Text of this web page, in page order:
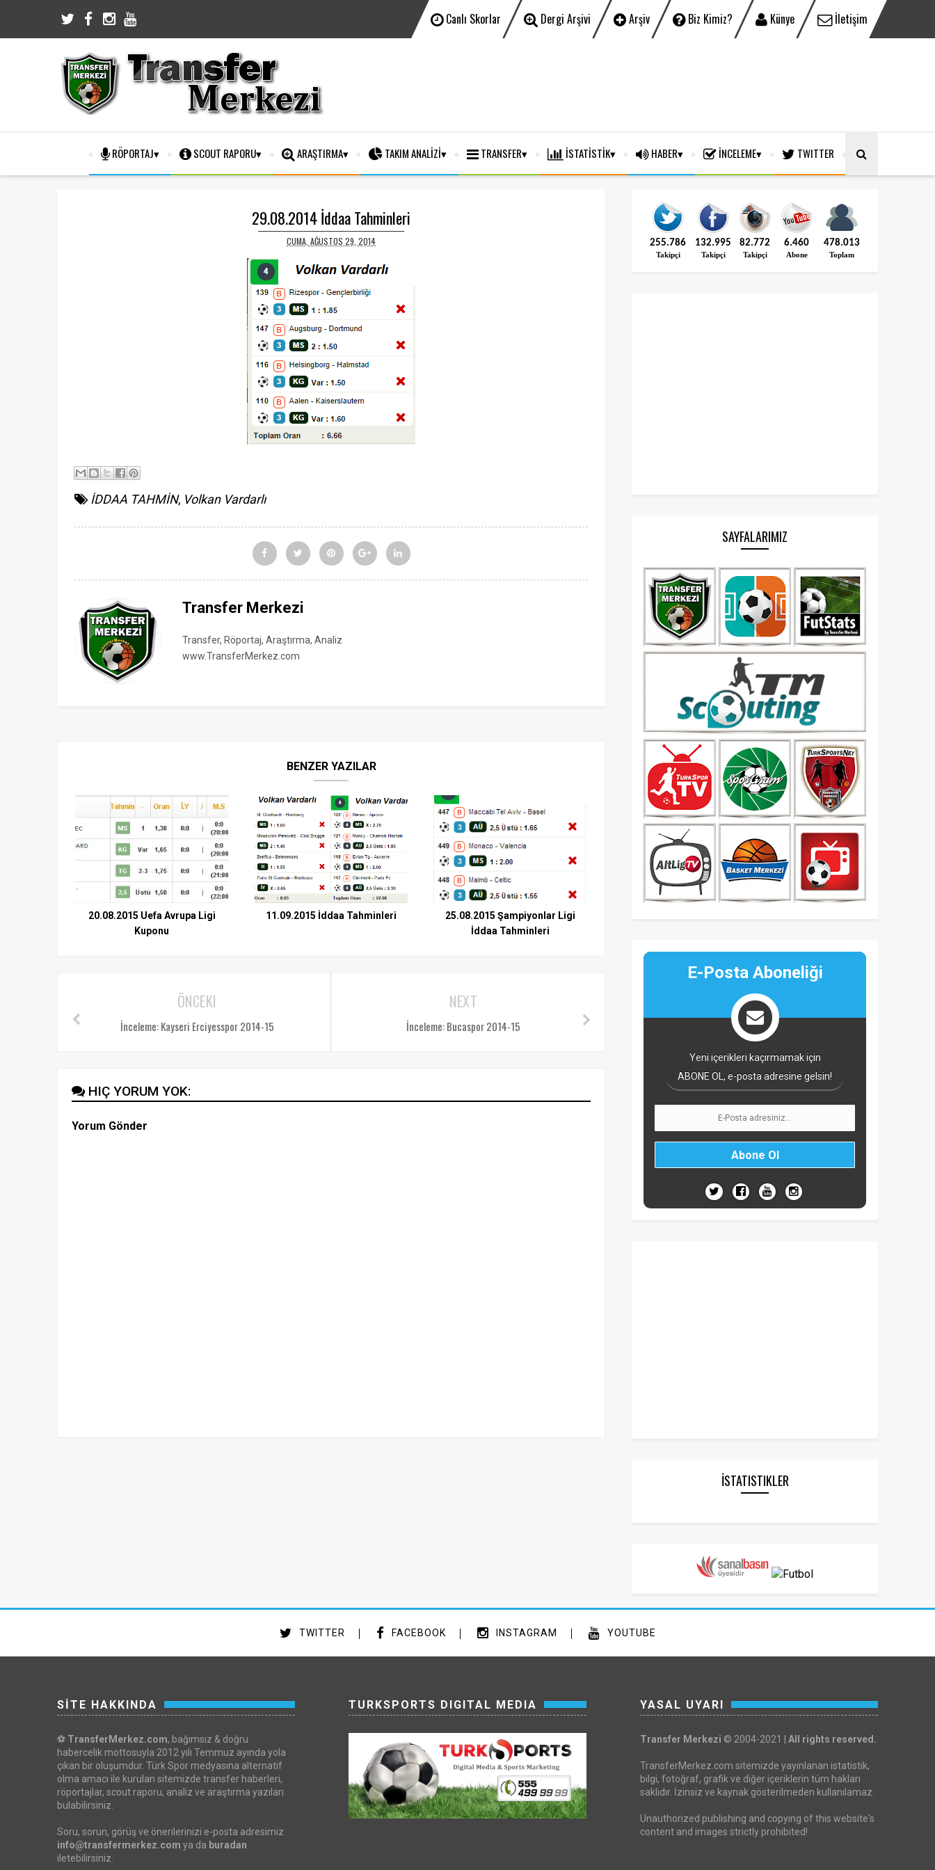
Canlı Skorlar Dergi Arşivi Arşiv Biz Kimiz? Künye İletişim
RÖPORTAJ SCOUT RAPORU ARAŞTIRMA TAKIM ANALİZİ TRANSFER İSTATİSTİK HABER İNCELEME TWITTER
29.08.2014 İddaa Tahminleri
CUMA, AĞUSTOS 29, 2014
İDDAA TAHMİN, Volkan Vardarlı
Transfer Merkezi
Transfer, Röportaj, Araştırma, Analiz
www.TransferMerkez.com
BENZER YAZILAR
20.08.2015 Uefa Avrupa Ligi
Kuponu
11.09.2015 İddaa Tahminleri
25.08.2015 Şampiyonlar Ligi
İddaa Tahminleri
NEXT
İnceleme: Bucaspor 2014-15
ÖNCEKI
İnceleme: Kayseri Erciyesspor 2014-15
HIÇ YORUM YOK:
Yorum Gönder
255.786
Takipçi
132.995
Takipçi
82.772
Takipçi
6.460
Abone
478.013
Toplam
SAYFALARIMIZ
E-Posta Aboneliği
Yeni içerikleri kaçırmamak için
ABONE OL, e-posta adresine gelsin!
İSTATISTIKLER
TWITTER FACEBOOK INSTAGRAM YOUTUBE
SİTE HAKKINDA
⚽ TransferMerkez.com, bağımsız & doğru
habercelik mottosuyla 2012 yılı Temmuz ayında yola
çıkan bir oluşumdur. Türk Spor medyasına alternatif
olma amacı ile kurulan sitemizde transfer haberleri,
röportajlar, scout raporu, analiz ve araştırma yazıları
bulabilirsiniz.
Soru, sorun, görüş ve önerilerinizi e-posta adresimiz
info@transfermerkez.com ya da buradan
iletebilirsiniz.
TURKSPORTS DIGITAL MEDIA YASAL UYARI
Transfer Merkezi © 2004-2021 | All rights reserved.
TransferMerkez.com sitemizde yayınlanan istatistik,
bilgi, fotoğraf, grafik ve diğer içeriklerin tüm hakları
saklıdır. İzinsiz ve kaynak gösterilmeden kullanılamaz.
Unauthorized publishing and copying of this website's
content and images strictly prohibited!